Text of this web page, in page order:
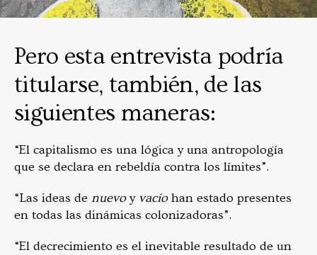
Pero esta entrevista podría
titularse, también, de las
siguientes maneras:
“El capitalismo es una lógica y una antropología
que se declara en rebeldía contra los límites”.
“Las ideas de nuevoy vacíohan estado presentes
en todas las dinámicas colonizadoras”.
“El decrecimiento es el inevitable resultado de un